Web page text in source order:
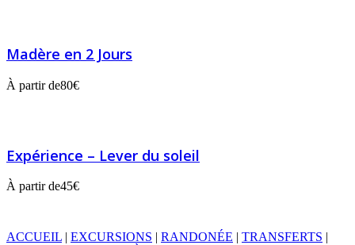
Madère en 2 Jours
À partir de80€
Expérience – Lever du soleil
À partir de45€
ACCUEIL | EXCURSIONS | RANDONÉE | TRANSFERTS |